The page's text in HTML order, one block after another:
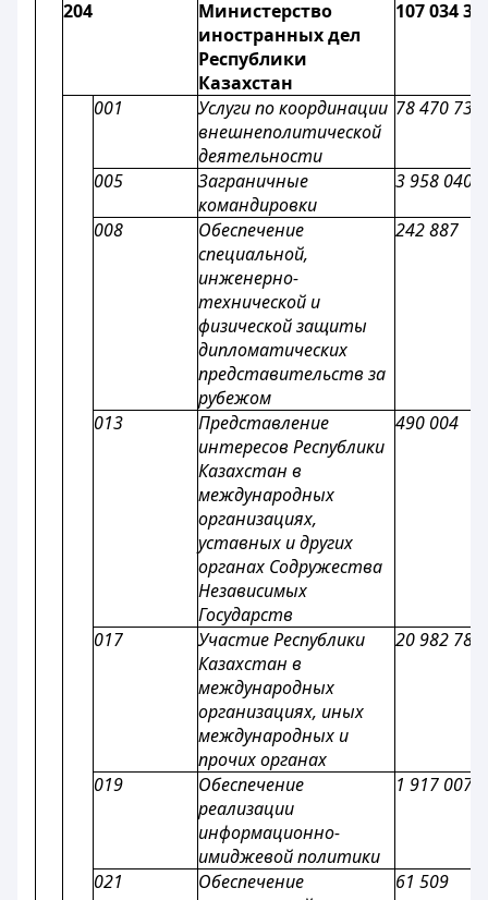
204
Министерство
иностранных дел
Республики
Казахстан
107 034
001
Услуги по координации
внешнеполитической
деятельности
78 470 736
005
Заграничные
командировки
3 958 040
008
Обеспечение
специальной,
инженерно-
технической и
физической защиты
дипломатических
представительств за
рубежом
242 887
013
Представление
интересов Республики
Казахстан в
международных
организациях,
уставных и других
органах Содружества
Независимых
Государств
490 004
017
Участие Республики
Казахстан в
международных
организациях, иных
международных и
прочих органах
20 982 783
019
Обеспечение
реализации
информационно-
имиджевой политики
1 917 007
021
Обеспечение
61 509